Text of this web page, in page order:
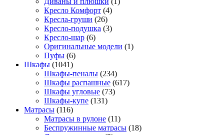
Кресло Комфорт (4)
Кресла-груши (26)
Кресло-подушка (3)
Кресло-шар (6)
Оригинальные модели (1)
Пуфы (6)
Шкафы (1041)
Шкафы-пеналы (234)
Шкафы распашные (617)
Шкафы угловые (73)
Шкафы-купе (131)
Матрасы (116)
Матрасы в рулоне (11)
Беспружинные матрасы (18)